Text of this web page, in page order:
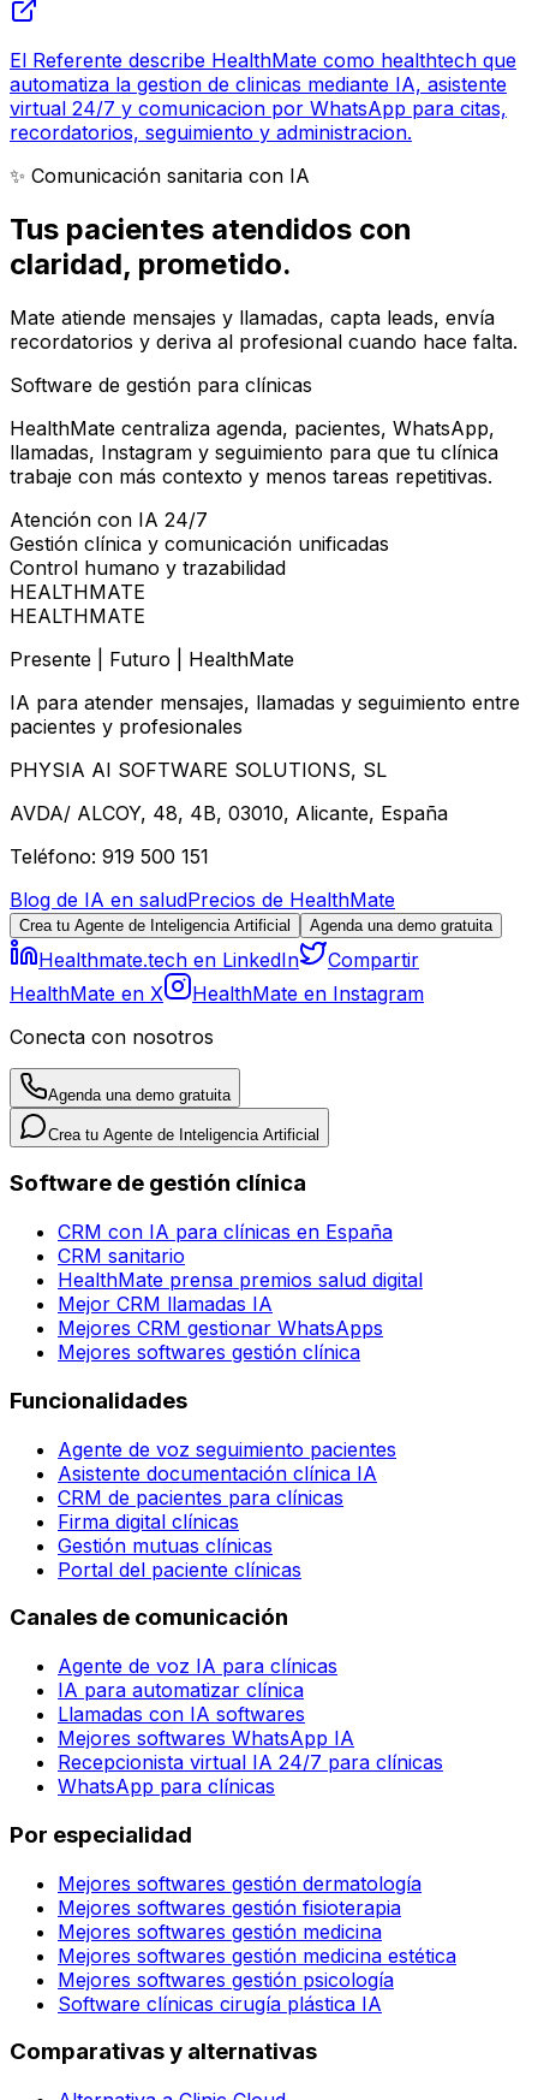
El Referente describe HealthMate como healthtech que
automatiza la gestion de clinicas mediante IA, asistente
virtual 24/7 y comunicacion por WhatsApp para citas,
recordatorios, seguimiento y administracion.
✨ Comunicación sanitaria con IA
Tus pacientes atendidos con
claridad, prometido.
Mate atiende mensajes y llamadas, capta leads, envía
recordatorios y deriva al profesional cuando hace falta.
Software de gestión para clínicas
HealthMate centraliza agenda, pacientes, WhatsApp,
llamadas, Instagram y seguimiento para que tu clínica
trabaje con más contexto y menos tareas repetitivas.
Atención con IA 24/7
Gestión clínica y comunicación unificadas
Control humano y trazabilidad
HEALTHMATE
HEALTHMATE
Presente | Futuro | HealthMate
IA para atender mensajes, llamadas y seguimiento entre
pacientes y profesionales
PHYSIA AI SOFTWARE SOLUTIONS, SL
AVDA/ ALCOY, 48, 4B, 03010, Alicante, España
Teléfono: 919 500 151
Blog de IA en saludPrecios de HealthMate
Crea tu Agente de Inteligencia Artificial Agenda una demo gratuita
Healthmate.tech en LinkedIn
Compartir
HealthMate en X
HealthMate en Instagram
Conecta con nosotros
Agenda una demo gratuita
Crea tu Agente de Inteligencia Artificial
Software de gestión clínica
CRM con IA para clínicas en España
CRM sanitario
HealthMate prensa premios salud digital
Mejor CRM llamadas IA
Mejores CRM gestionar WhatsApps
Mejores softwares gestión clínica
Funcionalidades
Agente de voz seguimiento pacientes
Asistente documentación clínica IA
CRM de pacientes para clínicas
Firma digital clínicas
Gestión mutuas clínicas
Portal del paciente clínicas
Canales de comunicación
Agente de voz IA para clínicas
IA para automatizar clínica
Llamadas con IA softwares
Mejores softwares WhatsApp IA
Recepcionista virtual IA 24/7 para clínicas
WhatsApp para clínicas
Por especialidad
Mejores softwares gestión dermatología
Mejores softwares gestión fisioterapia
Mejores softwares gestión medicina
Mejores softwares gestión medicina estética
Mejores softwares gestión psicología
Software clínicas cirugía plástica IA
Comparativas y alternativas